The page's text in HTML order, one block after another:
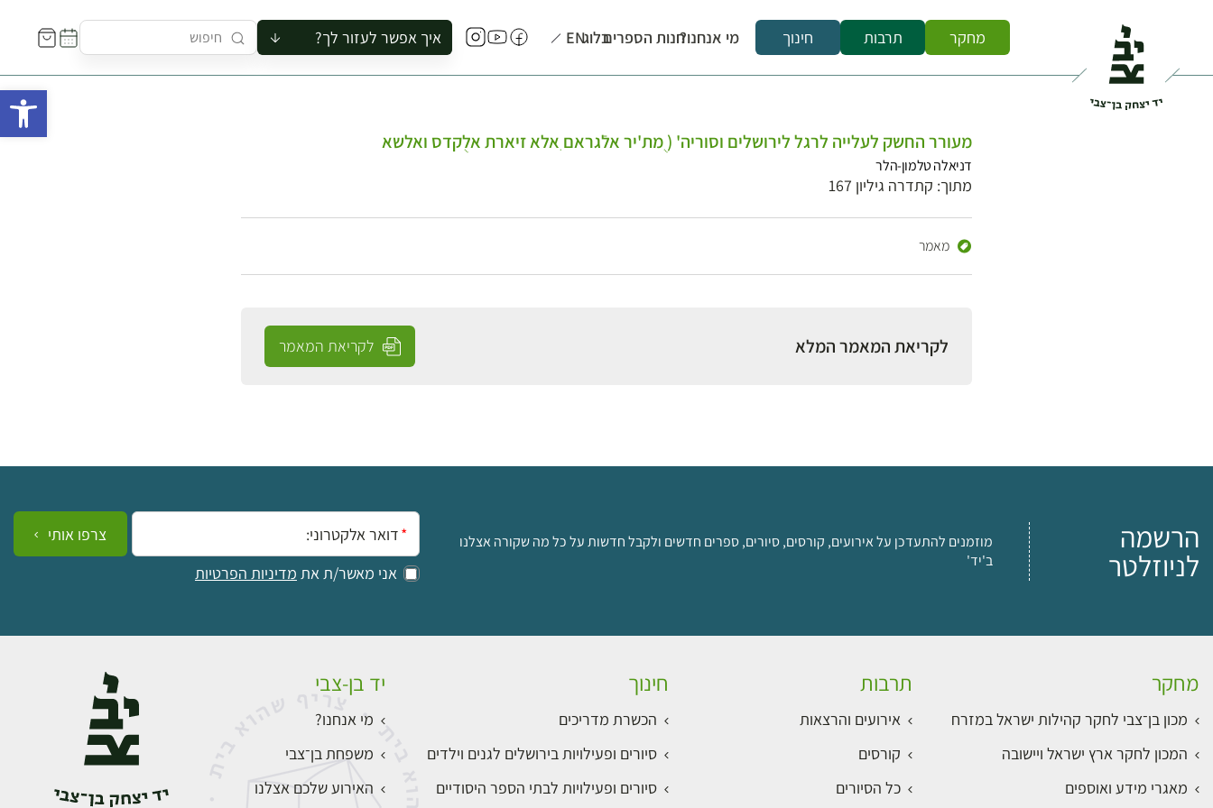
מחקר תרבות חינוך מי אנחנו?חנות הספריםבלוגEN איך אפשר לעזור לך?
להזמין סיור לקבוצה
להירשם לקורס
מעורר החשק לעלייה לרגל לירושלים וסוריה' ( ֻמת'יר אלֿגראם ִאלא זיארת אלֻקדס ואלשא
דניאלה טלמון-הלר
מתוך: קתדרה גיליון 167
מאמר
לקריאת המאמר המלא לקריאת המאמר
הרשמה
לניוזלטר
מוזמנים להתעדכן על אירועים, קורסים, סיורים, ספרים חדשים ולקבל חדשות על כל מה שקורה אצלנו
ב'יד'
אימייל:
אני מאשר/ת את מדיניות הפרטיות
צרפו אותי
מחקר
מכון בן־צבי לחקר קהילות ישראל במזרח
המכון לחקר ארץ ישראל ויישובה
מאגרי מידע ואוספים
תרבות
אירועים והרצאות
קורסים
כל הסיורים
חינוך
הכשרת מדריכים
סיורים ופעילויות בירושלים לגנים וילדים
סיורים ופעילויות לבתי הספר היסודיים
יד בן-צבי
מי אנחנו?
משפחת בן־צבי
האירוע שלכם אצלנו